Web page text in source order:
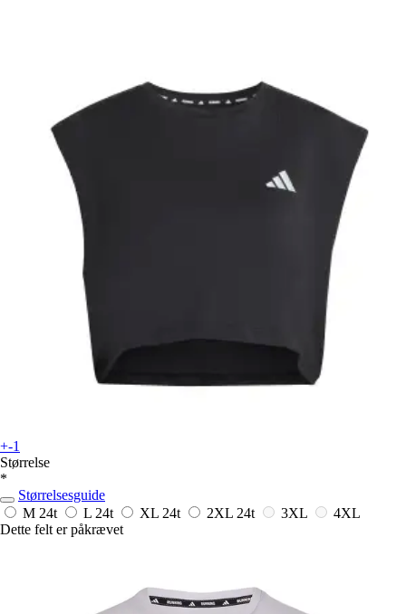
+-1
Størrelse
*
Størrelsesguide
M 24t L 24t XL 24t 2XL 24t 3XL
4XL
Dette felt er påkrævet